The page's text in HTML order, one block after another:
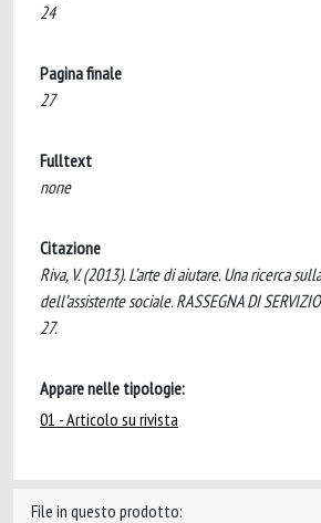
24
Pagina finale
27
Fulltext
none
Citazione
Riva, V. (2013). L’arte di aiutare. Una ricerca
dell’assistente sociale. RASSEGNA DI
27.
Appare nelle tipologie:
01 - Articolo su rivista
File in questo prodotto: